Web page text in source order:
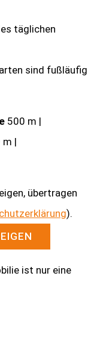
täglichen
sind fußläufig
500 m |
m |
übertragen
).
ist nur eine